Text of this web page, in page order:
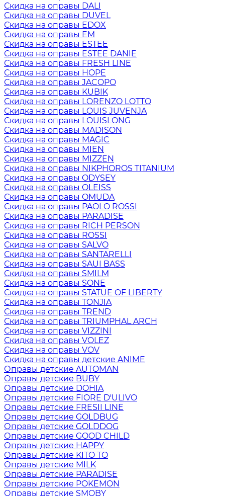
Скидка на оправы DALI
Скидка на оправы DUVEL
Скидка на оправы EDOX
Скидка на оправы EM
Скидка на оправы ESTEE
Скидка на оправы ESTEE DANIE
Скидка на оправы FRESH LINE
Скидка на оправы HOPE
Скидка на оправы JACOPO
Скидка на оправы KUBIK
Скидка на оправы LORENZO LOTTO
Скидка на оправы LOUIS JUVENJA
Скидка на оправы LOUISLONG
Скидка на оправы MADISON
Скидка на оправы MAGIC
Скидка на оправы MIEN
Скидка на оправы MIZZEN
Скидка на оправы NIKPHOROS TITANIUM
Скидка на оправы ODYSEY
Скидка на оправы OLEISS
Скидка на оправы OMUDA
Скидка на оправы PAOLO ROSSI
Скидка на оправы PARADISE
Скидка на оправы RICH PERSON
Скидка на оправы ROSSI
Скидка на оправы SALVO
Скидка на оправы SANTARELLI
Скидка на оправы SAUI BASS
Скидка на оправы SMILM
Скидка на оправы SONE
Скидка на оправы STATUE OF LIBERTY
Скидка на оправы TONJIA
Скидка на оправы TREND
Скидка на оправы TRIUMPHAL ARCH
Скидка на оправы VIZZINI
Скидка на оправы VOLEZ
Скидка на оправы VOV
Скидка на оправы детские ANIME
Оправы детские AUTOMAN
Оправы детские BUBY
Оправы детские DOHIA
Оправы детские FIORE D'ULIVO
Оправы детские FRESII LINE
Оправы детские GOLDBUG
Оправы детские GOLDDOG
Оправы детские GOOD CHILD
Оправы детские HAPPY
Оправы детские KITO TO
Оправы детские MILK
Оправы детские PARADISE
Оправы детские POKEMON
Оправы детские SMOBY